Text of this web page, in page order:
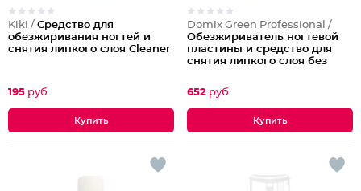
Kiki / Средство для
обезжиривания ногтей и
снятия липкого слоя Cleaner
195 руб
Domix Green Professional /
Обезжириватель ногтевой
пластины и средство для
снятия липкого слоя без
в 1, 500 мл
652 руб